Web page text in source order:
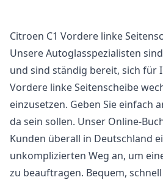
Citroen C1 Vordere linke
Unsere Autoglasspezialisten
und sind ständig bereit, sich für
Vordere linke Seitenscheibe
einzusetzen. Geben Sie einfach
da sein sollen. Unser Online-
Kunden überall in Deutschland
unkomplizierten Weg an, um
zu beauftragen. Bequem,